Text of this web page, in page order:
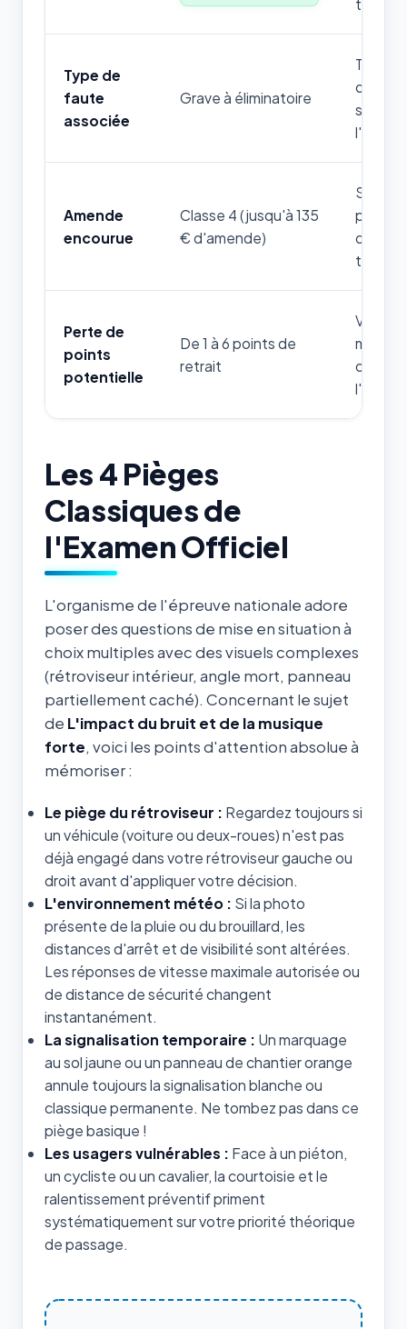
Type de
faute
associée
Grave à éliminatoire
Toute
cette
stoppe
Amende
encourue
Classe 4 (jusqu'à 135
€ d'amende)
pour
Perte de
points
potentielle
De 1 à 6 points de
retrait
mise
l'ordre.
Les 4 Pièges
Classiques de
l'Examen Officiel
L'organisme de l'épreuve nationale adore
poser des questions de mise en situation à
choix multiples avec des visuels complexes
(rétroviseur intérieur, angle mort, panneau
partiellement caché). Concernant le sujet
de L'impact du bruit et de la musique
forte, voici les points d'attention absolue à
mémoriser :
Le piège du rétroviseur : Regardez toujours si
un véhicule (voiture ou deux-roues) n'est pas
déjà engagé dans votre rétroviseur gauche ou
droit avant d'appliquer votre décision.
L'environnement météo : Si la photo
présente de la pluie ou du brouillard, les
distances d'arrêt et de visibilité sont altérées.
Les réponses de vitesse maximale autorisée ou
de distance de sécurité changent
instantanément.
La signalisation temporaire : Un marquage
au sol jaune ou un panneau de chantier orange
annule toujours la signalisation blanche ou
classique permanente. Ne tombez pas dans ce
piège basique !
Les usagers vulnérables : Face à un piéton,
un cycliste ou un cavalier, la courtoisie et le
ralentissement préventif priment
systématiquement sur votre priorité théorique
de passage.